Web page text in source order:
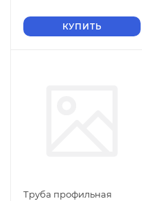
КУПИТЬ
Труба профильная